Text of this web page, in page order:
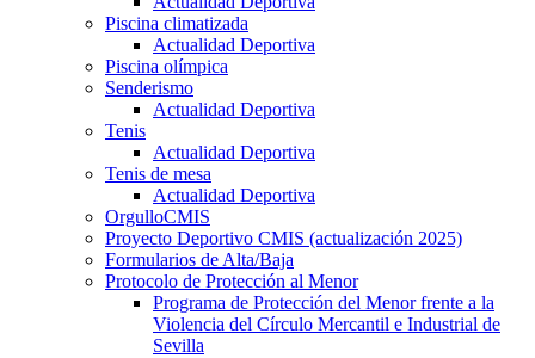
Piscina climatizada
Actualidad Deportiva
Piscina olímpica
Senderismo
Actualidad Deportiva
Tenis
Actualidad Deportiva
Tenis de mesa
Actualidad Deportiva
OrgulloCMIS
Proyecto Deportivo CMIS (actualización 2025)
Formularios de Alta/Baja
Protocolo de Protección al Menor
Programa de Protección del Menor frente a la
Violencia del Círculo Mercantil e Industrial de
Sevilla